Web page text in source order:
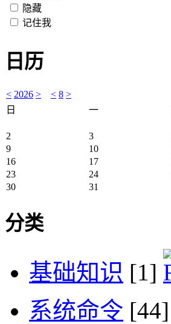
隐藏
记住我
日历
< 2026 > < 8 >
日
一
2 3
9
10
16
17
23
24
30
31
分类
基础知识 [1]
系统命令 [44]